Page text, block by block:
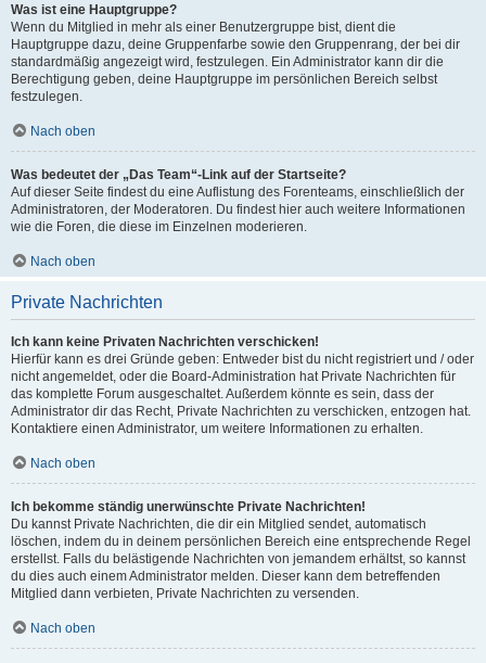
Was ist eine Hauptgruppe?
Wenn du Mitglied in mehr als einer Benutzergruppe bist, dient die
Hauptgruppe dazu, deine Gruppenfarbe sowie den Gruppenrang, der bei dir
standardmäßig angezeigt wird, festzulegen. Ein Administrator kann dir die
Berechtigung geben, deine Hauptgruppe im persönlichen Bereich selbst
festzulegen.
Nach oben
Was bedeutet der „Das Team“-Link auf der Startseite?
Auf dieser Seite findest du eine Auflistung des Forenteams, einschließlich der
Administratoren, der Moderatoren. Du findest hier auch weitere Informationen
wie die Foren, die diese im Einzelnen moderieren.
Nach oben
Private Nachrichten
Ich kann keine Privaten Nachrichten verschicken!
Hierfür kann es drei Gründe geben: Entweder bist du nicht registriert und / oder
nicht angemeldet, oder die Board-Administration hat Private Nachrichten für
das komplette Forum ausgeschaltet. Außerdem könnte es sein, dass der
Administrator dir das Recht, Private Nachrichten zu verschicken, entzogen hat.
Kontaktiere einen Administrator, um weitere Informationen zu erhalten.
Nach oben
Ich bekomme ständig unerwünschte Private Nachrichten!
Du kannst Private Nachrichten, die dir ein Mitglied sendet, automatisch
löschen, indem du in deinem persönlichen Bereich eine entsprechende Regel
erstellst. Falls du belästigende Nachrichten von jemandem erhältst, so kannst
du dies auch einem Administrator melden. Dieser kann dem betreffenden
Mitglied dann verbieten, Private Nachrichten zu versenden.
Nach oben